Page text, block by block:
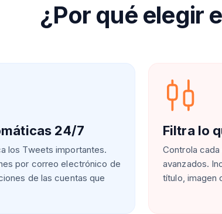
¿Por qué elegir
24/7
los Tweets importantes.
por correo electrónico de
de las cuentas que
Filtra lo
Controla
avanzados.
título, imagen